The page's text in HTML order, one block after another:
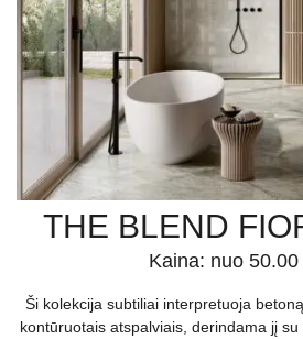
THE BLEND
Kaina: nuo 50.00
Ši kolekcija subtiliai interpretuoja
kontūruotais atspalviais, derindama jį